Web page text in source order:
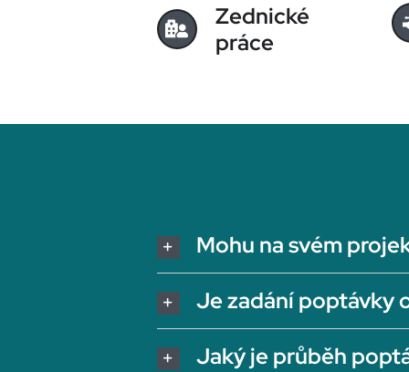
Zednické
práce
Mohu na svém
Je zadání poptávky
Jaký je průběh